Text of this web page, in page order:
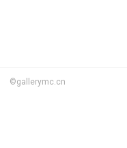
©gallerymc.cn